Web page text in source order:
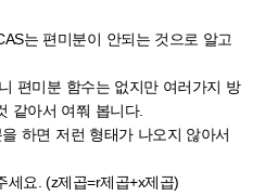
는 편미분이 안되는 것으로 알고
편미분 함수는 없지만 여러가지 방
같아서 여쭤 봅니다.
하면 저런 형태가 나오지 않아서
요. (z제곱=r제곱+x제곱)